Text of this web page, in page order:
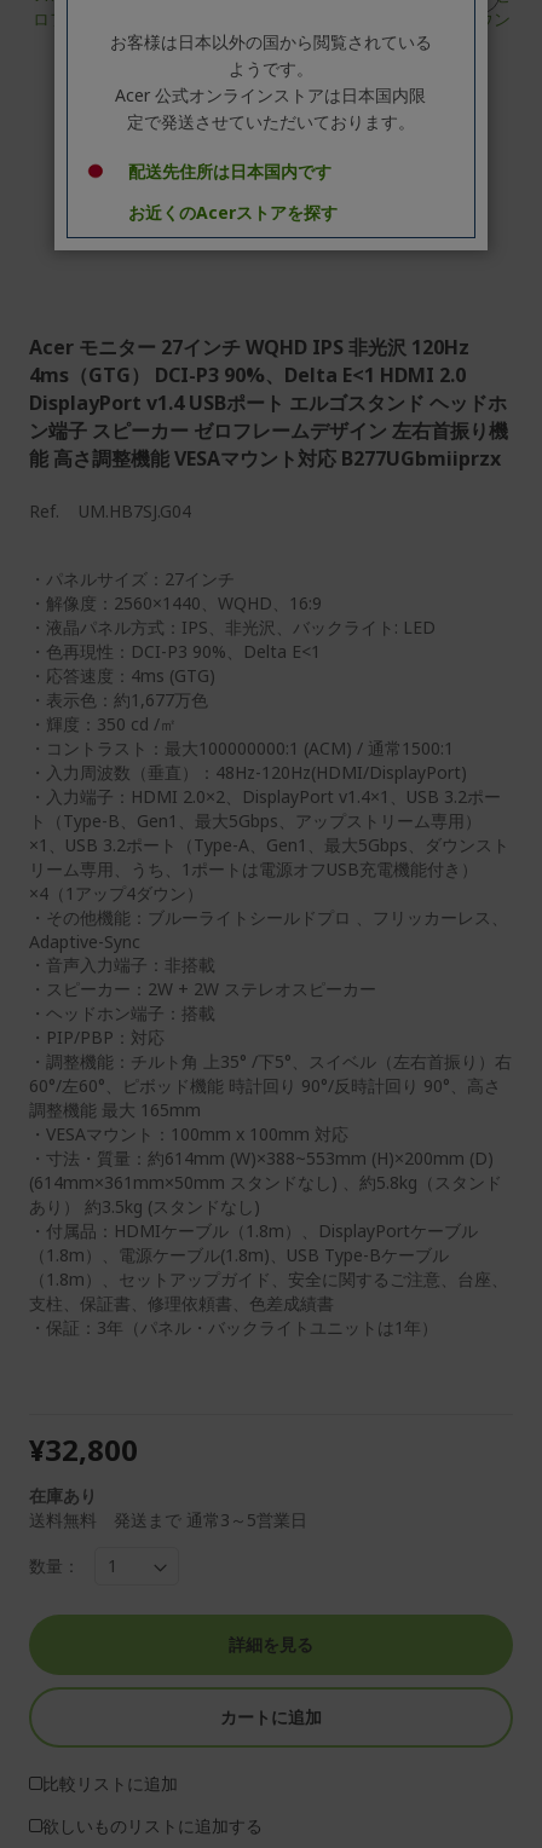
Acer モニター 27インチ WQHD IPS 非光沢 120Hz
4ms（GTG） DCI-P3 90%、Delta E<1 HDMI 2.0
DisplayPort v1.4 USBポート エルゴスタンド ヘッドホ
ン端子 スピーカー ゼロフレームデザイン 左右首振り機
能 高さ調整機能 VESAマウント対応 B277UGbmiiprzx
Ref. UM.HB7SJ.G04
・パネルサイズ：27インチ
・解像度：2560×1440、WQHD、16:9
・液晶パネル方式：IPS、非光沢、バックライト: LED
・色再現性：DCI-P3 90%、Delta E<1
・応答速度：4ms (GTG)
・表示色：約1,677万色
・輝度：350 cd /㎡
・コントラスト：最大100000000:1 (ACM) / 通常1500:1
・入力周波数（垂直）：48Hz-120Hz(HDMI/DisplayPort)
・入力端子：HDMI 2.0×2、DisplayPort v1.4×1、USB 3.2ポー
ト（Type-B、Gen1、最大5Gbps、アップストリーム専用）
×1、USB 3.2ポート（Type-A、Gen1、最大5Gbps、ダウンスト
リーム専用、うち、1ポートは電源オフUSB充電機能付き）
×4（1アップ4ダウン）
・その他機能：ブルーライトシールドプロ 、フリッカーレス、
Adaptive-Sync
・音声入力端子：非搭載
・スピーカー：2W + 2W ステレオスピーカー
・ヘッドホン端子：搭載
・PIP/PBP：対応
・調整機能：チルト角 上35° /下5°、スイベル（左右首振り）右
60°/左60°、ピボッド機能 時計回り 90°/反時計回り 90°、高さ
調整機能 最大 165mm
・VESAマウント：100mm x 100mm 対応
・寸法・質量：約614mm (W)×388~553mm (H)×200mm (D)
(614mm×361mm×50mm スタンドなし) 、約5.8kg（スタンド
あり） 約3.5kg (スタンドなし)
・付属品：HDMIケーブル（1.8m）、DisplayPortケーブル
（1.8m）、電源ケーブル(1.8m)、USB Type-Bケーブル
（1.8m）、セットアップガイド、安全に関するご注意、台座、
支柱、保証書、修理依頼書、色差成績書
・保証：3年（パネル・バックライトユニットは1年）
¥32,800
在庫あり
送料無料 発送まで 通常3～5営業日
数量：
詳細を見る
カートに追加
比較リストに追加
欲しいものリストに追加する
お客様は日本以外の国から閲覧されている
ようです。
Acer 公式オンラインストアは日本国内限
定で発送させていただいております。
配送先住所は日本国内です
お近くのAcerストアを探す